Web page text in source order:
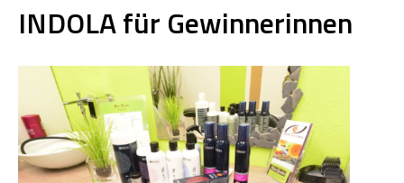
INDOLA für Gewinnerinnen